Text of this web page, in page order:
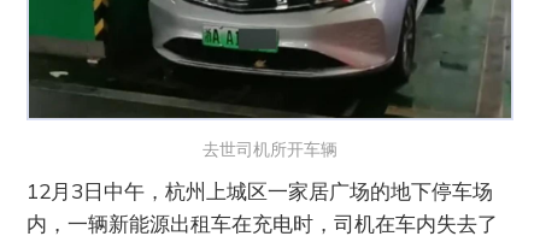
去世司机所开车辆
12月3日中午，杭州上城区一家居广场的地下停车场
内，一辆新能源出租车在充电时，司机在车内失去了